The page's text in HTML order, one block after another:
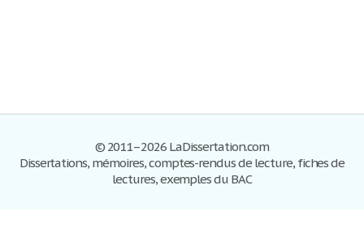
© 2011–2026 LaDissertation.com
Dissertations, mémoires, comptes-rendus de lecture, fiches de
lectures, exemples du BAC